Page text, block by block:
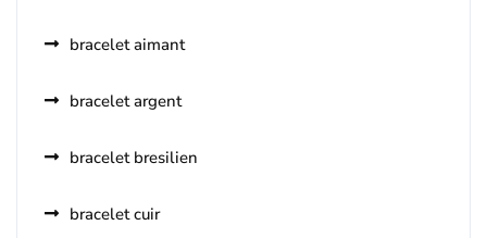
bracelet aimant
bracelet argent
bracelet bresilien
bracelet cuir